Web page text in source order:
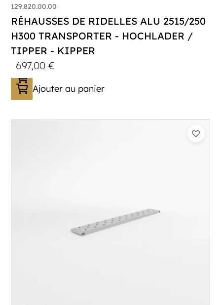
129.820.00.00
RÉHAUSSES DE RIDELLES ALU 2515/250
H300 TRANSPORTER - HOCHLADER /
TIPPER - KIPPER
697,00€
Ajouter au panier